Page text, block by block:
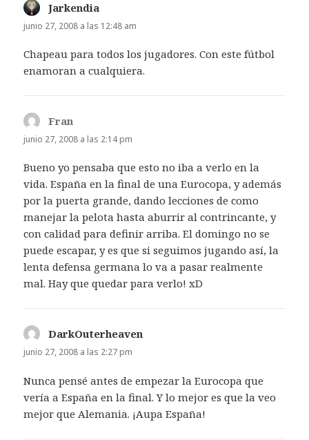
Jarkendia
junio 27, 2008 a las 12:48 am
Chapeau para todos los jugadores. Con este fútbol
enamoran a cualquiera.
Fran
junio 27, 2008 a las 2:14 pm
Bueno yo pensaba que esto no iba a verlo en la
vida. España en la final de una Eurocopa, y además
por la puerta grande, dando lecciones de como
manejar la pelota hasta aburrir al contrincante, y
con calidad para definir arriba. El domingo no se
puede escapar, y es que si seguimos jugando así, la
lenta defensa germana lo va a pasar realmente
mal. Hay que quedar para verlo! xD
DarkOuterheaven
junio 27, 2008 a las 2:27 pm
Nunca pensé antes de empezar la Eurocopa que
vería a España en la final. Y lo mejor es que la veo
mejor que Alemania. ¡Aupa España!